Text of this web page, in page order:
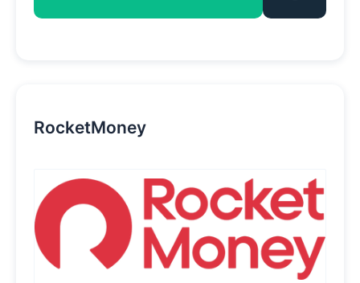
RocketMoney